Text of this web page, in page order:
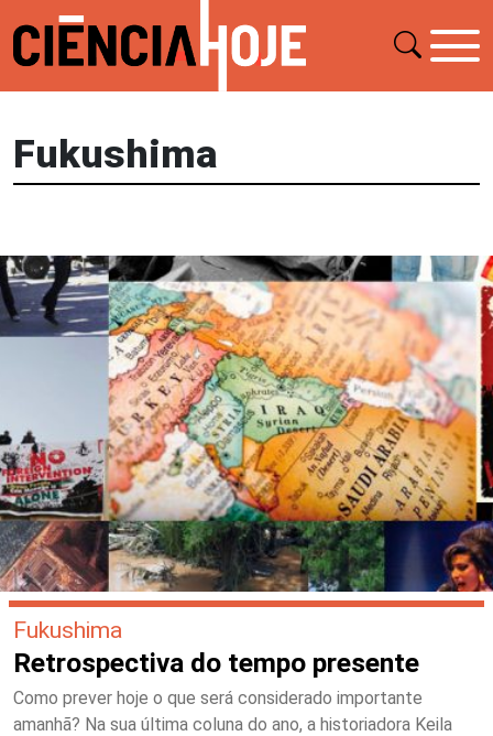
Fukushima
Fukushima
Retrospectiva do tempo presente
Como prever hoje o que será considerado importante
amanhã? Na sua última coluna do ano, a historiadora Keila